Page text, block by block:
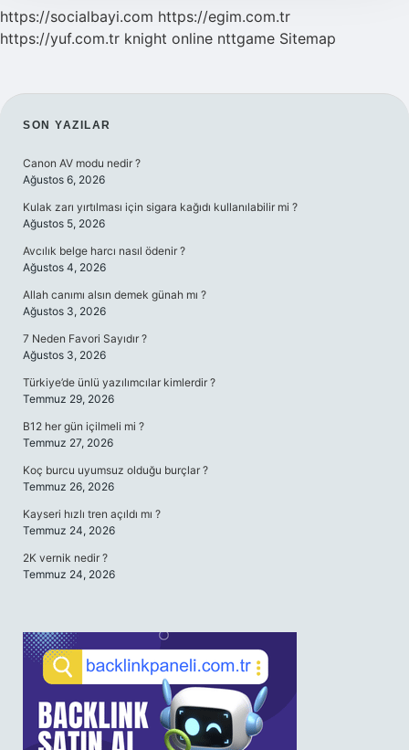
https://socialbayi.com https://egim.com.tr
https://yuf.com.tr knight online nttgame Sitemap
SIDEBAR
SON YAZILAR
Canon AV modu nedir ?
Ağustos 6, 2026
Kulak zarı yırtılması için sigara kağıdı kullanılabilir mi ?
Ağustos 5, 2026
Avcılık belge harcı nasıl ödenir ?
Ağustos 4, 2026
Allah canımı alsın demek günah mı ?
Ağustos 3, 2026
7 Neden Favori Sayıdır ?
Ağustos 3, 2026
Türkiye’de ünlü yazılımcılar kimlerdir ?
Temmuz 29, 2026
B12 her gün içilmeli mi ?
Temmuz 27, 2026
Koç burcu uyumsuz olduğu burçlar ?
Temmuz 26, 2026
Kayseri hızlı tren açıldı mı ?
Temmuz 24, 2026
2K vernik nedir ?
Temmuz 24, 2026